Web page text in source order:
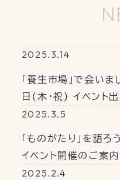
2025.3.14
「養生市場」で会
日(木・祝) イベント
2025.3.5
「ものがたり」を語
イベント開催のご案内
2025.2.4